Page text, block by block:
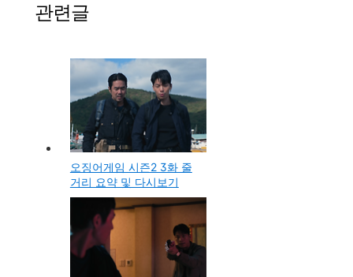
관련글
오징어게임 시즌2 3화 줄
거리 요약 및 다시보기